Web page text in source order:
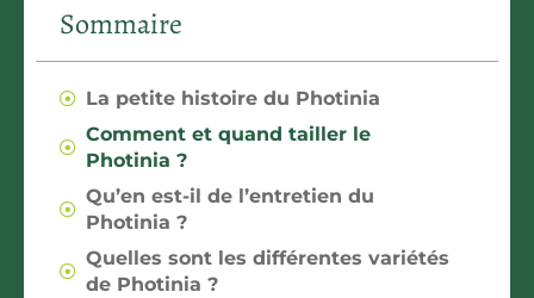
Sommaire
La petite histoire du Photinia
Comment et quand tailler le
Photinia ?
Qu’en est-il de l’entretien du
Photinia ?
Quelles sont les différentes variétés
de Photinia ?